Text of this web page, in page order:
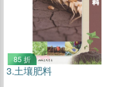
85 折
3.土壤肥料